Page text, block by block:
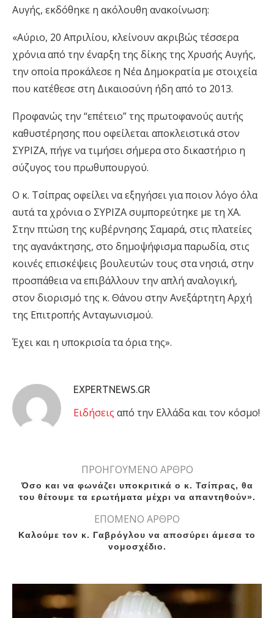
Αυγής, εκδόθηκε η ακόλουθη ανακοίνωση:
«Αύριο, 20 Απριλίου, κλείνουν ακριβώς τέσσερα
χρόνια από την έναρξη της δίκης της Χρυσής Αυγής,
την οποία προκάλεσε η Νέα Δημοκρατία με στοιχεία
που κατέθεσε στη Δικαιοσύνη ήδη από το 2013.
Προφανώς την “επέτειο” της πρωτοφανούς αυτής
καθυστέρησης που οφείλεται αποκλειστικά στον
ΣΥΡΙΖΑ, πήγε να τιμήσει σήμερα στο δικαστήριο η
σύζυγος του πρωθυπουργού.
Ο κ. Τσίπρας οφείλει να εξηγήσει για ποιον λόγο όλα
αυτά τα χρόνια ο ΣΥΡΙΖΑ συμπορεύτηκε με τη ΧΑ.
Στην πτώση της κυβέρνησης Σαμαρά, στις πλατείες
της αγανάκτησης, στο δημοψήφισμα παρωδία, στις
κοινές επισκέψεις βουλευτών τους στα νησιά, στην
προσπάθεια να επιβάλλουν την απλή αναλογική,
στον διορισμό της κ. Θάνου στην Ανεξάρτητη Αρχή
της Επιτροπής Ανταγωνισμού.
Έχει και η υποκρισία τα όρια της».
EXPERTNEWS.GR
Eιδήσεις από την Ελλάδα και τον κόσμο!
ΠΡΟΗΓΟΥΜΕΝΟ ΑΡΘΡΟ
Όσο και να φωνάζει υποκριτικά ο κ. Τσίπρας, θα
του θέτουμε τα ερωτήματα μέχρι να απαντηθούν».
ΕΠΟΜΕΝΟ ΑΡΘΡΟ
Καλούμε τον κ. Γαβρόγλου να αποσύρει άμεσα το
νομοσχέδιο.